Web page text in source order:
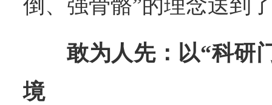
倒、强骨骼”的理念送到
敢为人先：以“科研
境